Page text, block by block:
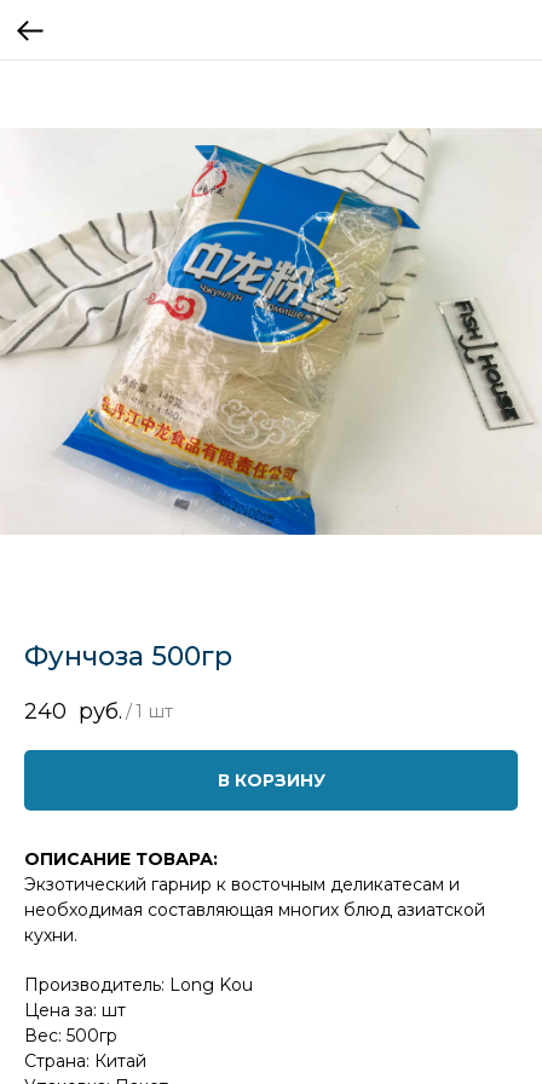
Фунчоза 500гр
240 руб. /1 шт
В КОРЗИНУ
ОПИСАНИЕ ТОВАРА:
Экзотический гарнир к восточным деликатесам и
необходимая составляющая многих блюд азиатской
кухни.
Производитель: Long Kou
Цена за: шт
Вес: 500гр
Страна: Китай